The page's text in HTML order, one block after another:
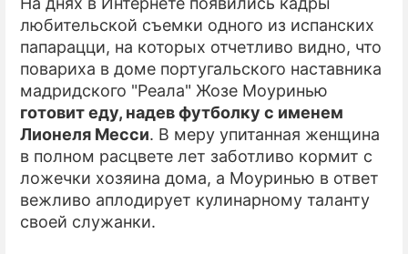
СЕРИАЛЫ
ИГРЫ
ПРЕСС-РЕЛИЗЫ
О ПРОЕКТЕ
любительской съемки одного из испанских
папарацци, на которых отчетливо видно, что
повариха в доме португальского наставника
мадридского "Реала" Жозе Моуринью
готовит еду, надев футболку с именем
Лионеля Месси. В меру упитанная женщина
в полном расцвете лет заботливо кормит с
ложечки хозяина дома, а Моуринью в ответ
вежливо аплодирует кулинарному таланту
своей служанки.